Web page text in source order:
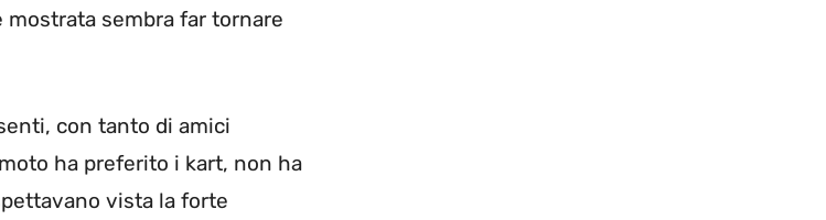
sembra far tornare
con tanto di amici
ha preferito i kart, non ha
vista la forte